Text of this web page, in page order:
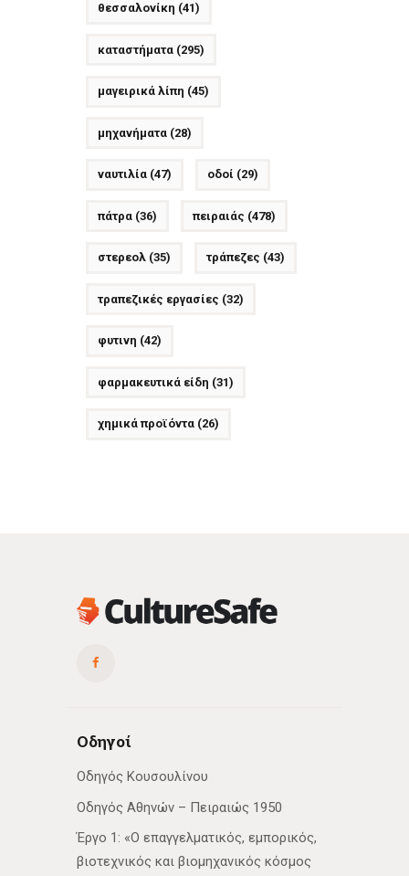
θεσσαλονίκη (41)
καταστήματα(295)
μαγειρικά λίπη (45)
μηχανήματα(28)
ναυτιλία(47) οδοί (29)
πάτρα(36) πειραιάς (478)
στερεολ(35) τράπεζες (43)
τραπεζικές εργασίες (32)
φυτινη (42)
φαρμακευτικά είδη (31)
χημικά προϊόντα(26)
Οδηγοί
Οδηγός Κουσουλίνου
Οδηγός Αθηνών – Πειραιώς 1950
Έργο 1: «Ο επαγγελματικός, εμπορικός,
βιοτεχνικός και βιομηχανικός κόσμος